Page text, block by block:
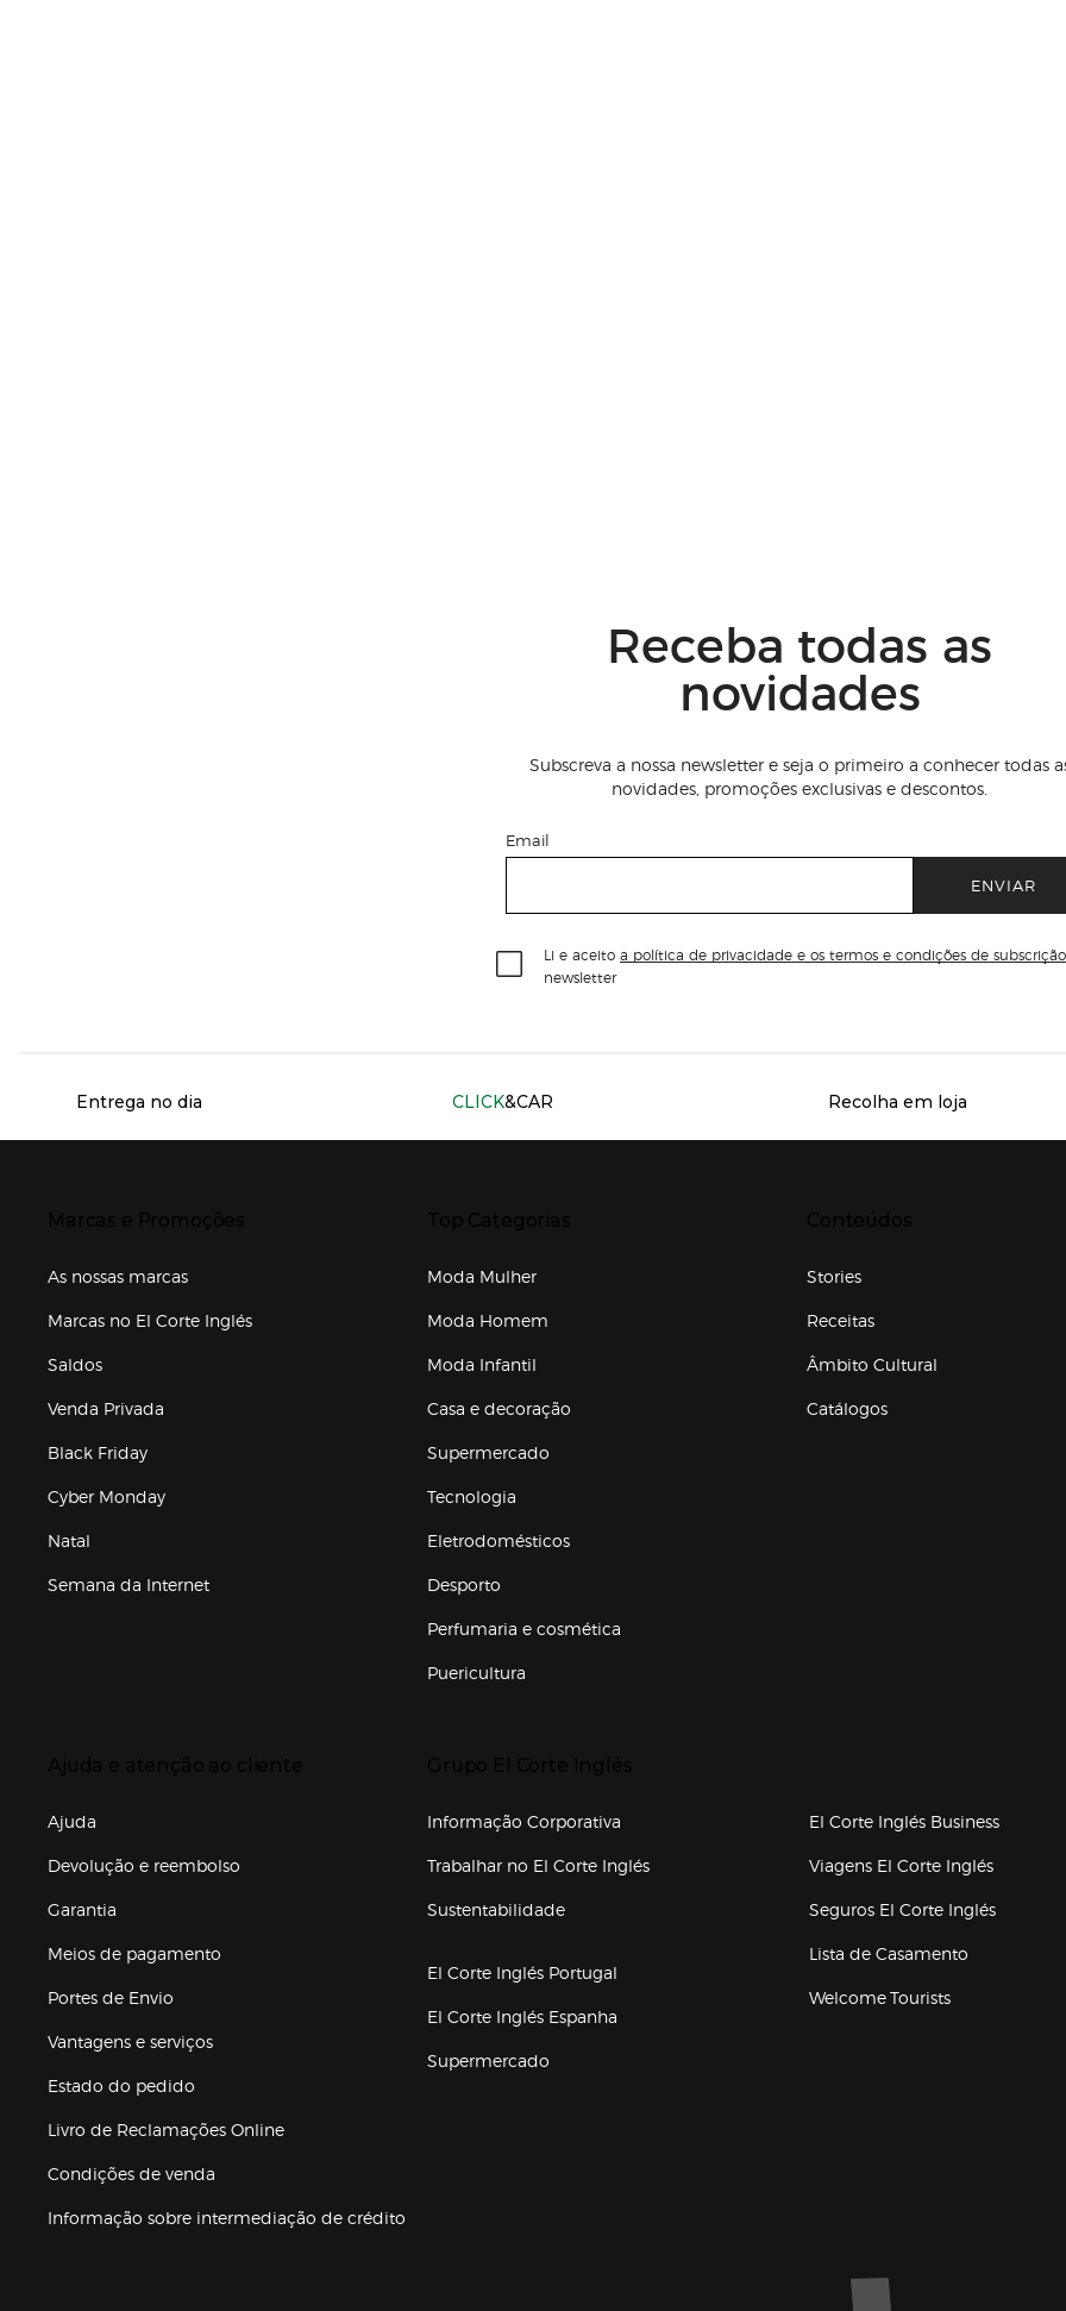
Receba todas as
novidades
Subscreva a nossa newsletter e seja o primeiro a conhecer todas
novidades, promoções exclusivas e descontos.
Email
ENVIAR
Li e aceito a política de privacidade e os termos e condições de subscrição
newsletter
Servicios destacados
Entrega no dia CLICK&CAR Recolha em loja
As nossas marcas
Marcas no El Corte Inglés
Saldos
Venda Privada
Black Friday
Cyber Monday
Natal
Semana da Internet
Moda Mulher
Moda Homem
Moda Infantil
Casa e decoração
Supermercado
Tecnologia
Eletrodomésticos
Desporto
Perfumaria e cosmética
Puericultura
Stories
Receitas
Âmbito Cultural
Catálogos
Ajuda
Devolução e reembolso
Garantia
Meios de pagamento
Portes de Envio
Vantagens e serviços
Estado do pedido
Livro de Reclamações Online
Condições de venda
Informação sobre intermediação de crédito
Informação Corporativa
Trabalhar no El Corte Inglés(abre en nueva ventana)
Sustentabilidade
El Corte Inglés Portugal
El Corte Inglés Espanha
Supermercado
El Corte Inglés Business
Viagens El Corte Inglés(abre en
Seguros El Corte Inglés(abre en
Lista de Casamento
Welcome Tourists
Marca El Corte Inglés